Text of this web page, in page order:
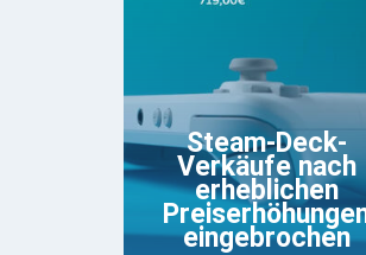
Steam-Deck-
Verkäufe nach
erheblichen
eingebrochen